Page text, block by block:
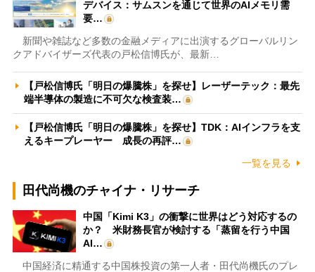
デバイス：サムスンを通じて世界のAIメモリ需
要…
新聞や雑誌など多数の金融メディアに出演するグローバルリン
クアドバイザーズ代表の戸松信博氏が、最新…
【戸松信博氏「明日の爆騰株」を探せ】レーザーテック：最先
端半導体の製造に不可欠な検査装…
【戸松信博氏「明日の爆騰株」を探せ】TDK：AIインフラを支
えるキープレーヤー 成長の再評…
一覧を見る
田代尚機のチャイナ・リサーチ
中国「Kimi K3」の衝撃に世界はどう対応するの
か？ 米財務長官が検討する「蒸留を行う中国
AI…
中国経済に精通する中国株投資の第一人者・田代尚機氏のプレ